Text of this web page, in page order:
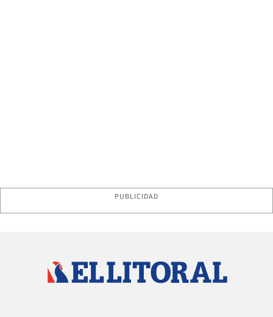
PUBLICIDAD